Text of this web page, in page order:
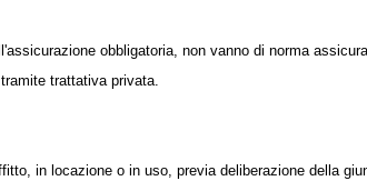
obbligatoria, non vanno di norma
trattativa privata.
in locazione o in uso, previa deliberazione della